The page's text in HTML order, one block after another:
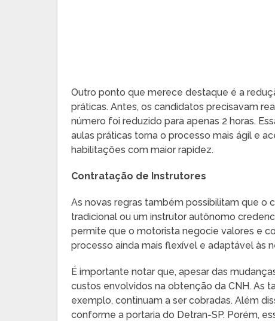
Outro ponto que merece destaque é a
práticas. Antes, os candidatos precisavam
número foi reduzido para apenas 2 horas.
aulas práticas torna o processo mais ágil e
habilitações com maior rapidez.
Contratação de Instrutores
As novas regras também possibilitam que o
tradicional ou um instrutor autônomo
permite que o motorista negocie valores e
processo ainda mais flexível e adaptável às
É importante notar que, apesar das
custos envolvidos na obtenção da CNH. As
exemplo, continuam a ser cobradas. Além
conforme a portaria do Detran-SP. Porém,